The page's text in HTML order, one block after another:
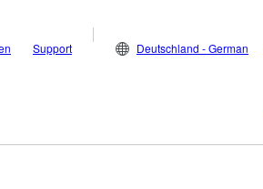
Support Deutschland - German